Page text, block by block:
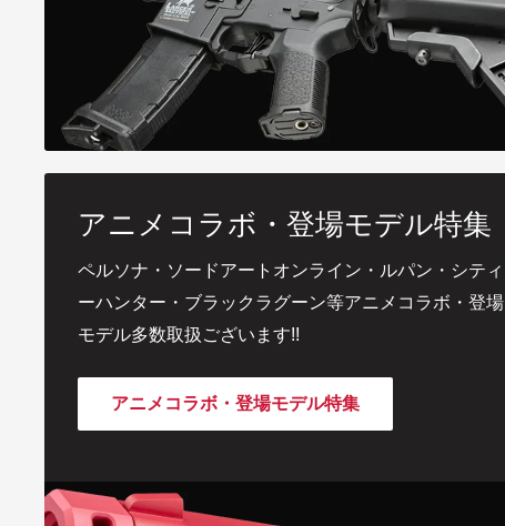
アニメコラボ・登場モデル特集
ペルソナ・ソードアートオンライン・ルパン・シティ
ーハンター・ブラックラグーン等アニメコラボ・登場
モデル多数取扱ございます!!
アニメコラボ・登場モデル特集